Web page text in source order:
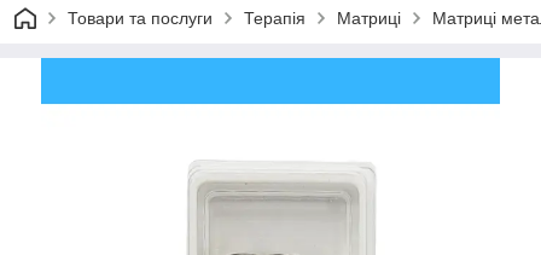
Товари та послуги Терапія Матриці Матриці